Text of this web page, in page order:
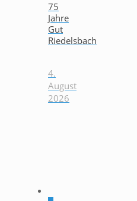
75
Jahre
Gut
Riedelsbach
4.
August
2026